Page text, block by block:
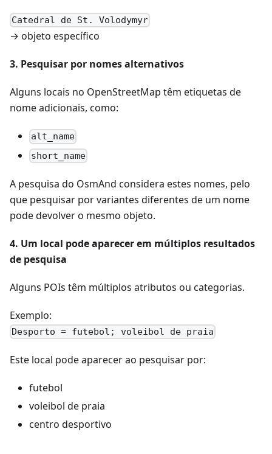
Catedral de St. Volodymyr
→ objeto específico
3. Pesquisar por nomes alternativos
Alguns locais no OpenStreetMap têm etiquetas de
nome adicionais, como:
alt_name
short_name
A pesquisa do OsmAnd considera estes nomes, pelo
que pesquisar por variantes diferentes de um nome
pode devolver o mesmo objeto.
4. Um local pode aparecer em múltiplos resultados
de pesquisa
Alguns POIs têm múltiplos atributos ou categorias.
Exemplo:
Desporto = futebol; voleibol de praia
Este local pode aparecer ao pesquisar por:
futebol
voleibol de praia
centro desportivo